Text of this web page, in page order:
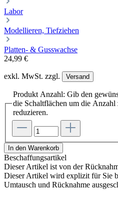
Labor
Modellieren, Tiefziehen
Platten- & Gusswachse
24,99 €
exkl. MwSt. zzgl. Versand
Produkt Anzahl: Gib den
die Schaltflächen um die Anzahl
reduzieren.
In den Warenkorb
Beschaffungsartikel
Dieser Artikel ist von der
Dieser Artikel wird explizit für Sie
Umtausch und Rücknahme